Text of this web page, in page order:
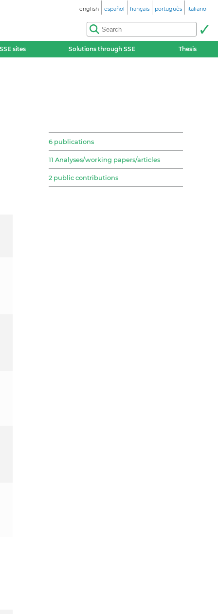
english español français português italiano
SSE sites Solutions through SSE Thesis
6 publications
11 Analyses/working papers/articles
2 public contributions